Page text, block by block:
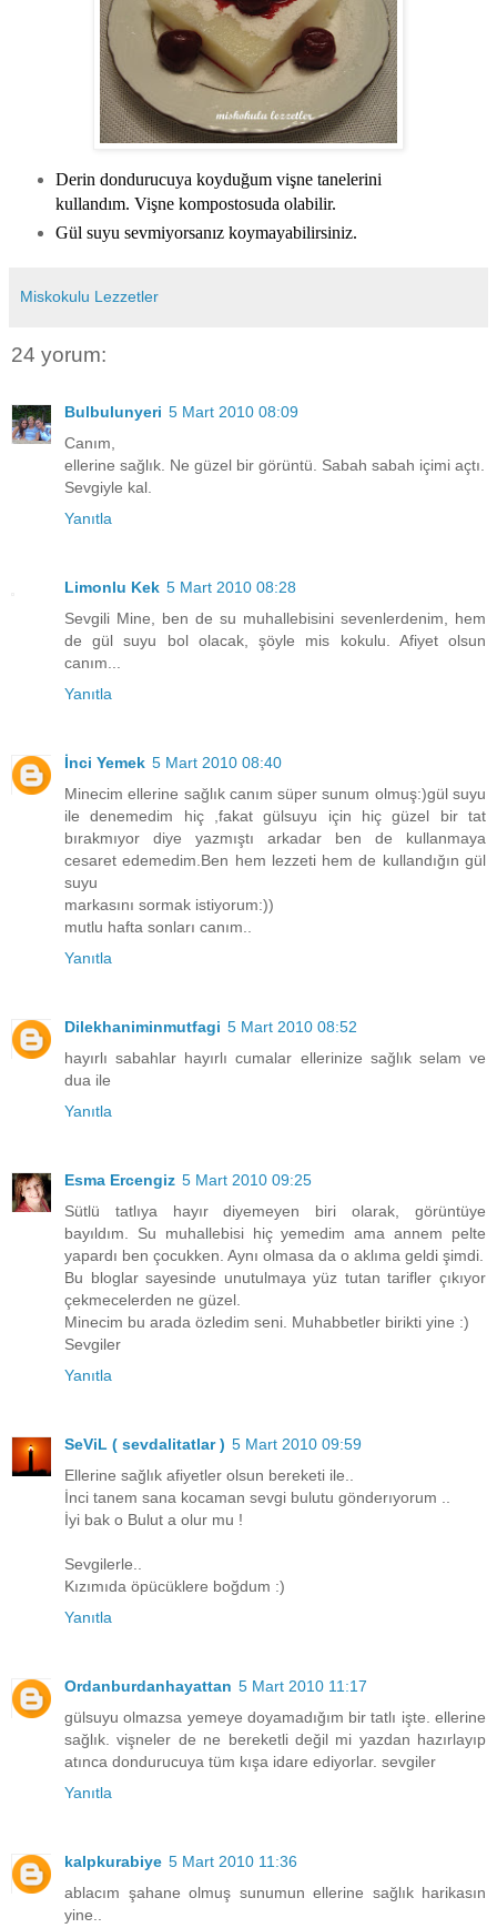
Derin dondurucuya koyduğum vişne tanelerini
kullandım. Vişne kompostosuda olabilir.
Gül suyu sevmiyorsanız koymayabilirsiniz.
Miskokulu Lezzetler
24 yorum:
Bulbulunyeri 5 Mart 2010 08:09
Canım,
ellerine sağlık. Ne güzel bir görüntü. Sabah sabah içimi açtı.
Sevgiyle kal.
Yanıtla
Limonlu Kek 5 Mart 2010 08:28
Sevgili Mine, ben de su muhallebisini sevenlerdenim, hem
de gül suyu bol olacak, şöyle mis kokulu. Afiyet olsun
canım...
Yanıtla
İnci Yemek 5 Mart 2010 08:40
Minecim ellerine sağlık canım süper sunum olmuş:)gül suyu
ile denemedim hiç ,fakat gülsuyu için hiç güzel bir tat
bırakmıyor diye yazmıştı arkadar ben de kullanmaya
cesaret edemedim.Ben hem lezzeti hem de kullandığın gül
suyu
markasını sormak istiyorum:))
mutlu hafta sonları canım..
Yanıtla
Dilekhaniminmutfagi 5 Mart 2010 08:52
hayırlı sabahlar hayırlı cumalar ellerinize sağlık selam ve
dua ile
Yanıtla
Esma Ercengiz 5 Mart 2010 09:25
Sütlü tatlıya hayır diyemeyen biri olarak, görüntüye
bayıldım. Su muhallebisi hiç yemedim ama annem pelte
yapardı ben çocukken. Aynı olmasa da o aklıma geldi şimdi.
Bu bloglar sayesinde unutulmaya yüz tutan tarifler çıkıyor
çekmecelerden ne güzel.
Minecim bu arada özledim seni. Muhabbetler birikti yine :)
Sevgiler
Yanıtla
SeViL ( sevdalitatlar ) 5 Mart 2010 09:59
Ellerine sağlık afiyetler olsun bereketi ile..
İnci tanem sana kocaman sevgi bulutu gönderıyorum ..
İyi bak o Bulut a olur mu !
Sevgilerle..
Kızımıda öpücüklere boğdum :)
Yanıtla
Ordanburdanhayattan 5 Mart 2010 11:17
gülsuyu olmazsa yemeye doyamadığım bir tatlı işte. ellerine
sağlık. vişneler de ne bereketli değil mi yazdan hazırlayıp
atınca dondurucuya tüm kışa idare ediyorlar. sevgiler
Yanıtla
kalpkurabiye 5 Mart 2010 11:36
ablacım şahane olmuş sunumun ellerine sağlık harikasın
yine..